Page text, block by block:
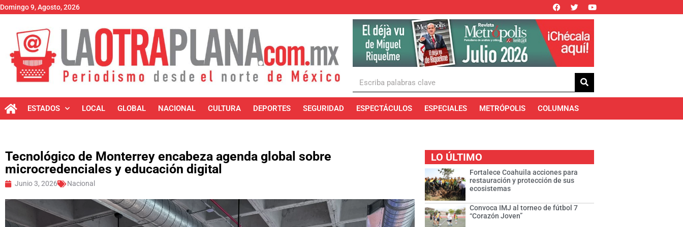
Domingo 9, Agosto, 2026
ESTADOS LOCAL GLOBAL NACIONAL CULTURA DEPORTES SEGURIDAD ESPECTÁCULOS ESPECIALES METRÓPOLIS COLUMNAS
Tecnológico de Monterrey encabeza agenda global sobre
microcredenciales y educación digital
Junio 3, 2026 Nacional
LO ÚLTIMO
Fortalece Coahuila acciones para
restauración y protección de sus
ecosistemas
Convoca IMJ al torneo de fútbol 7
“Corazón Joven”